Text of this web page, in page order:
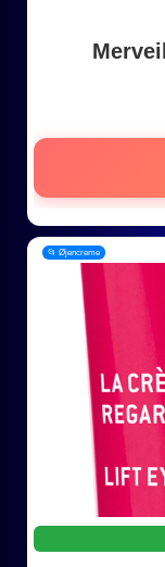
📂 Øjencreme